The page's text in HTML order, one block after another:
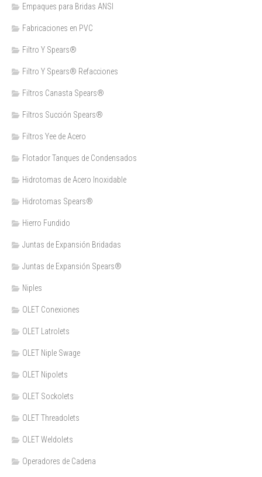
Empaques para Bridas ANSI
Fabricaciones en PVC
Filtro Y Spears®
Filtro Y Spears® Refacciones
Filtros Canasta Spears®
Filtros Succión Spears®
Filtros Yee de Acero
Flotador Tanques de Condensados
Hidrotomas de Acero Inoxidable
Hidrotomas Spears®
Hierro Fundido
Juntas de Expansión Bridadas
Juntas de Expansión Spears®
Niples
OLET Conexiones
OLET Latrolets
OLET Niple Swage
OLET Nipolets
OLET Sockolets
OLET Threadolets
OLET Weldolets
Operadores de Cadena